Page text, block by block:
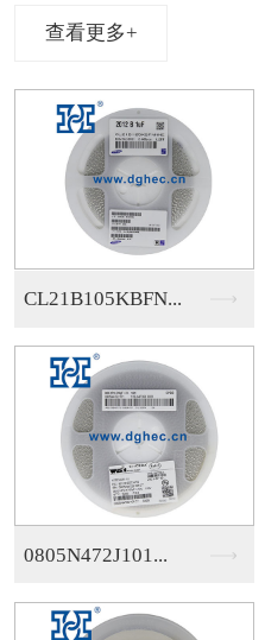
查看更多+
08050223K500...